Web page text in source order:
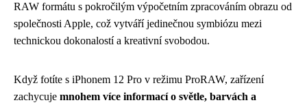
RAW formátu s pokročilým výpočetním zpracováním obrazu od
společnosti Apple, což vytváří jedinečnou symbiózu mezi
technickou dokonalostí a kreativní svobodou.
Když fotíte s iPhonem 12 Pro v režimu ProRAW, zařízení
zachycuje mnohem více informací o světle, barvách a